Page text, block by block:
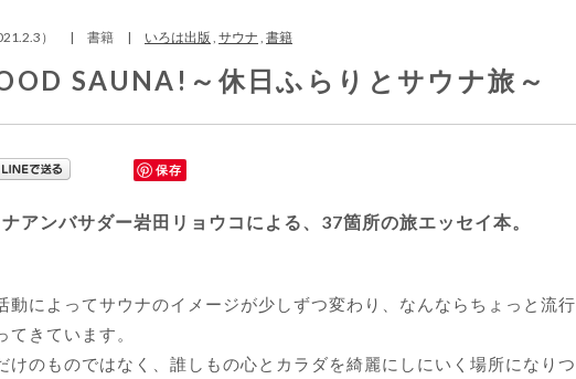
） | 書籍 | いろは出版 , サウナ , 書籍
SAUNA!～休日ふらりとサウナ旅～
保存
アンバサダー岩田リョウコによる、37箇所の旅エッセイ本。
動によってサウナのイメージが少しずつ変わり、なんならちょっと流行
てきています。
けのものではなく、誰しもの心とカラダを綺麗にしにいく場所になりつ